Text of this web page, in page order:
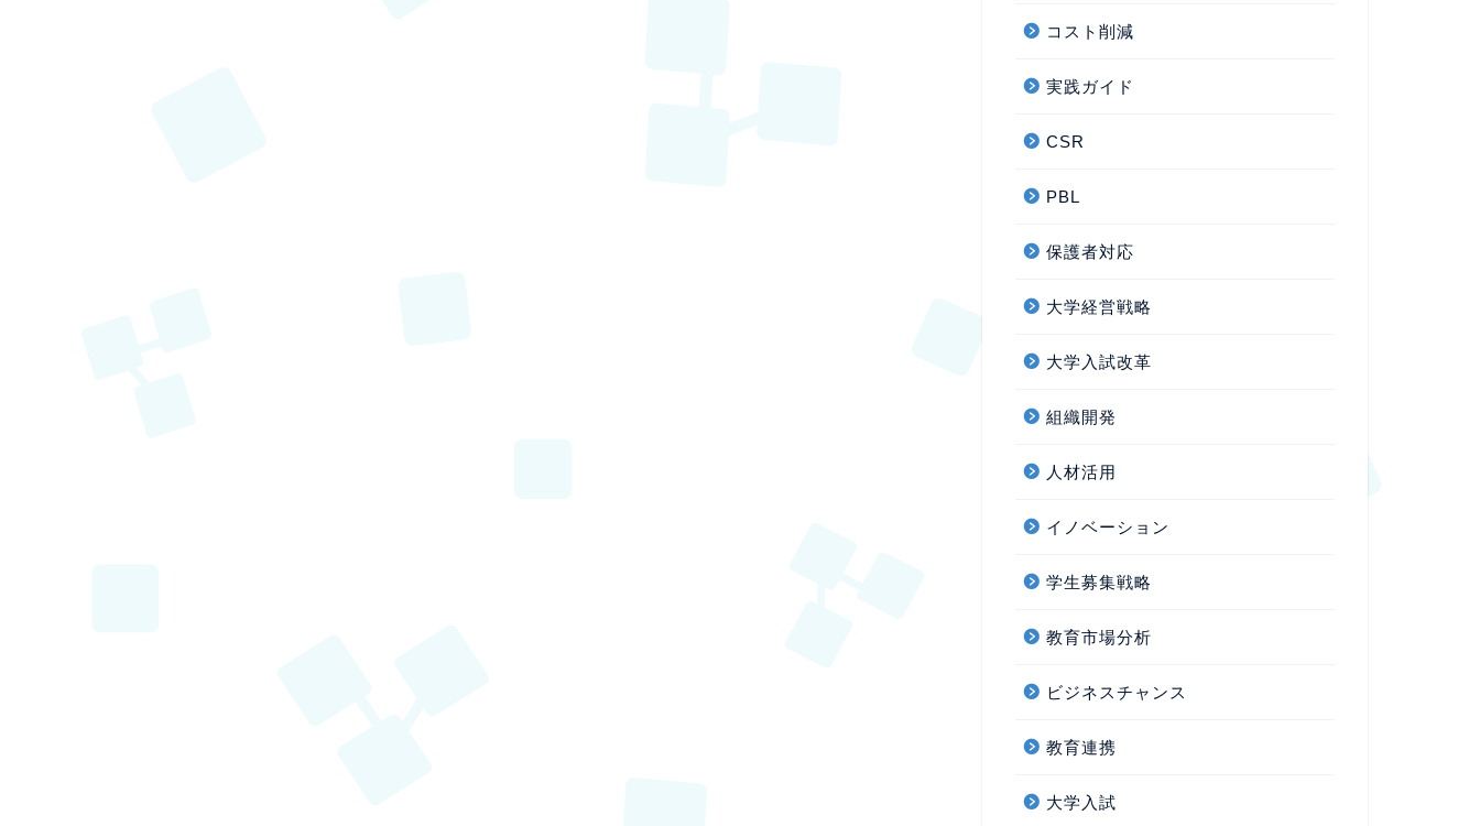
コスト削減
実践ガイド
CSR
PBL
保護者対応
大学経営戦略
大学入試改革
組織開発
人材活用
イノベーション
学生募集戦略
教育市場分析
ビジネスチャンス
教育連携
大学入試